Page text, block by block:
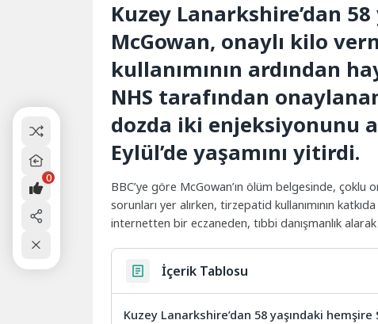
Kuzey Lanarkshire’dan
McGowan, onaylı kilo
kullanımının ardından
NHS tarafından
dozda iki enjeksiyonunu
Eylül’de yaşamını yitirdi.
BBC’ye göre McGowan’ın ölüm belgesinde,
sorunları yer alırken, tirzepatid kullanımının
internetten bir eczaneden, tıbbi danışmanlık
İçerik Tablosu
Kuzey Lanarkshire’dan 58 yaşındaki
0